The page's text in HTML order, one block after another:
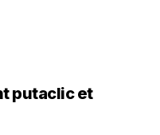
putaclic et